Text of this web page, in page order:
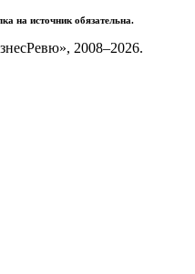
на источник обязательна.
2008–2026.